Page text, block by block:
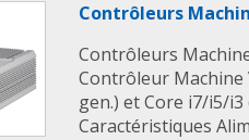
Contrôleurs
Contrôleurs Machine
Contrôleur Machine
gen.) et Core i7/i5/i3
Caractéristiques